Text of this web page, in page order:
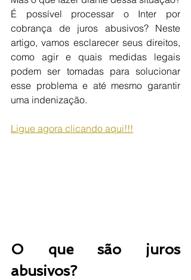
É possível processar o Inter por
cobrança de juros abusivos? Neste
artigo, vamos esclarecer seus direitos,
como agir e quais medidas legais
podem ser tomadas para solucionar
esse problema e até mesmo garantir
uma indenização.
Ligue agora clicando aqui!!!
O que são juros
abusivos?